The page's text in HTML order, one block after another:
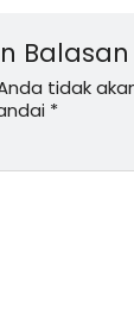
Balasan
tidak
*